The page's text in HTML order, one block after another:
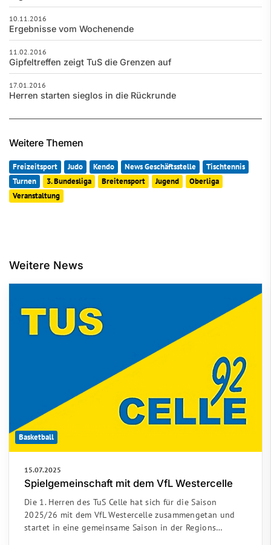
10.11.2016
Ergebnisse vom Wochenende
11.02.2016
Gipfeltreffen zeigt TuS die Grenzen auf
17.01.2016
Herren starten sieglos in die Rückrunde
Weitere Themen
Freizeitsport Judo Kendo News Geschäftsstelle
Tischtennis
Turnen
3. Bundesliga Breitensport Jugend
Oberliga
Veranstaltung
Weitere News
Basketball
15.07.2025
Spielgemeinschaft mit dem VfL Westercelle
Die 1. Herren des TuS Celle hat sich für die Saison
2025/26 mit dem VfL Westercelle zusammengetan und
startet in eine gemeinsame Saison in der Regions…